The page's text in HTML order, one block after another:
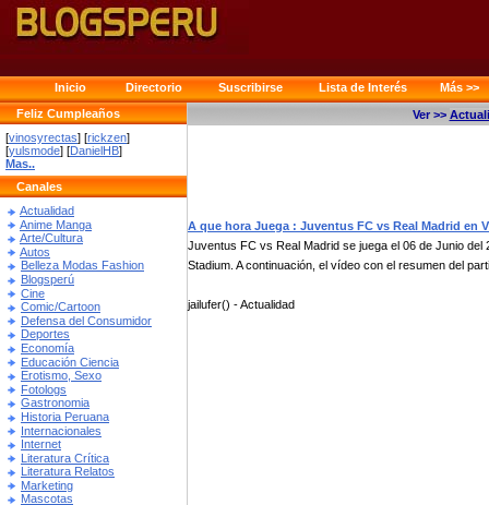
Inicio Directorio Suscribirse Lista de Interés
Más >>
Feliz Cumpleaños
[vinosyrectas] [rickzen]
[yulsmode] [DanielHB]
Mas..
Canales
Actualidad
Anime Manga
Arte/Cultura
Autos
Belleza Modas Fashion
Blogsperú
Cine
Comic/Cartoon
Defensa del Consumidor
Deportes
Economía
Educación Ciencia
Erotismo, Sexo
Fotologs
Gastronomia
Historia Peruana
Internacionales
Internet
Literatura Crítica
Literatura Relatos
Marketing
Mascotas
Ver >>
A que hora Juega : Juventus FC vs Real Madrid en
Juventus FC vs Real Madrid se juega el 06 de Junio
Stadium. A continuación, el vídeo con el resumen del
jailufer() - Actualidad